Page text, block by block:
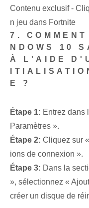
Contenu exclusif -
n jeu dans Fortnite
7.
NDOWS 10
À L'AIDE
E ?
Étape 1: Entrez dans
Paramètres ».
Étape 2: Cliquez sur
ions de connexion ».
Étape 3: Dans la
», sélectionnez «
créer un disque de